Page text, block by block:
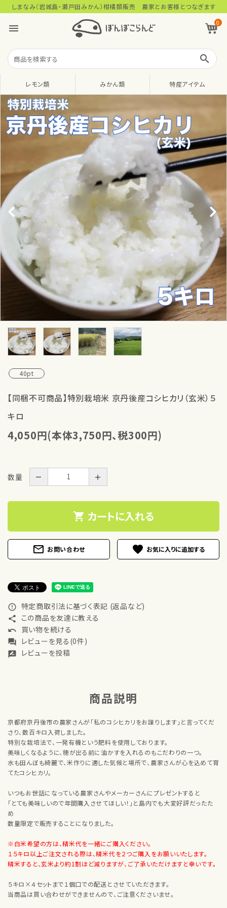
しまなみ（岩城島・瀬戸田みかん）柑橘類販売 農家とお客様とつなぎます
menu 0
search
レモン類 みかん類 特産アイテム
40pt
【同梱不可商品】特別栽培米 京丹後産コシヒカリ（玄米）５
キロ
4,050円(本体3,750円、税300円)
数量 － ＋
shopping_cart カートに入れる
mail_outline お問い合わせ favorite
error_outline 特定商取引法に基づく表記 (返品など)
share この商品を友達に教える
undo 買い物を続ける
forum レビューを見る(0件)
rate_review レビューを投稿
商品説明
京都府京丹後市の農家さんが「私のコシヒカリをお譲りします」と言ってくだ
さり、数百キロ入荷しました。
特別な栽培法で、一発有機という肥料を使用しております。
美味しくなるように、穂が出る前に油かすを入れるのもこだわりの一つ。
水も田んぼも綺麗で、米作りに適した気候と場所で、農家さんが心を込めて育
てたコシヒカリ。
いつもお世話になっている農家さんやメーカーさんにプレゼントすると
「とても美味しいので年間購入させてほしい！」と島内でも大変好評だったた
め
数量限定で販売することになりました。
※白米希望の方は、精米代を一緒にご購入ください。
１５キロ以上ご注文される際は、精米代を２つご購入をお願いいたします。
精米すると、玄米より約1割ほど減りますが、ご了承いただけますと幸いです。
５キロ×４セットまで１個口での配送とさせていただきます。
当商品は買い合わせができませんので、ご注意くださいませ。